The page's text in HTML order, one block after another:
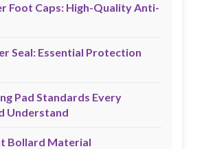
Foot Caps: High-Quality Anti-
Seal: Essential Protection
Pad Standards Every
Understand
Bollard Material